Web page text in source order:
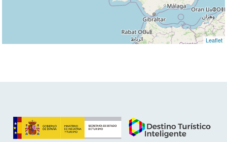
Leaflet